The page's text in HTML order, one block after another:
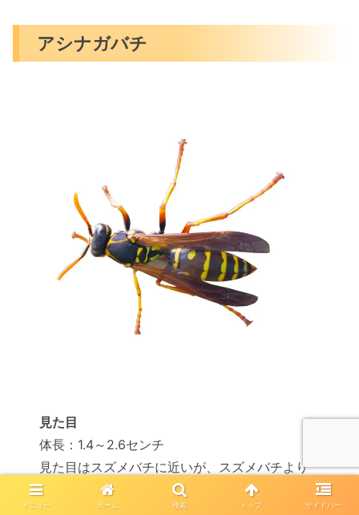
アシナガバチ
見た目
体長：1.4～2.6センチ
見た目はスズメバチに近いが、スズメバチより
細身で小さい
メニュー ホーム 検索 トップ サイドバー